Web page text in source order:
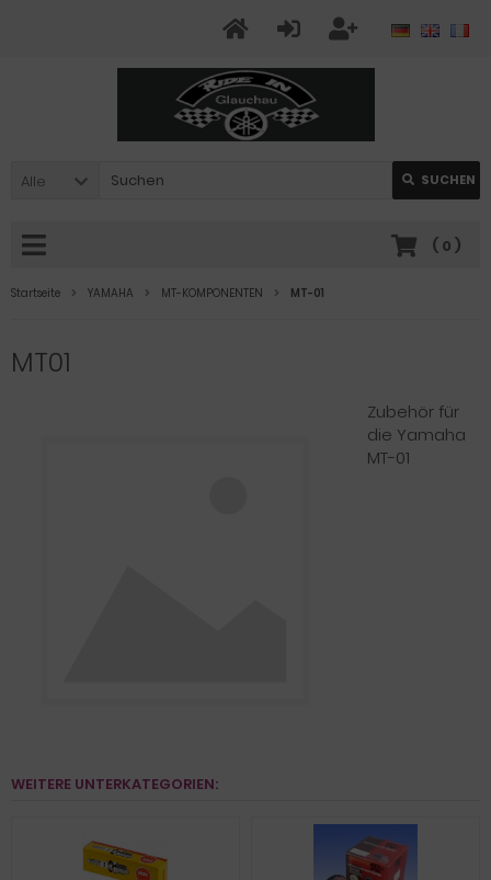
Alle SUCHEN
( 0 )
Startseite YAMAHA MT-KOMPONENTEN MT-01
MT01
Zubehör für
die Yamaha
MT-01
WEITERE UNTERKATEGORIEN: